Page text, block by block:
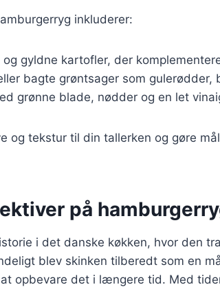
inkluderer:
og gyldne kartofler, der
bagte grøntsager som gulerødder,
grønne blade, nødder og en let
og tekstur til din tallerken og gøre
på
i det danske køkken, hvor den
blev skinken tilberedt som en
opbevare det i længere tid. Med